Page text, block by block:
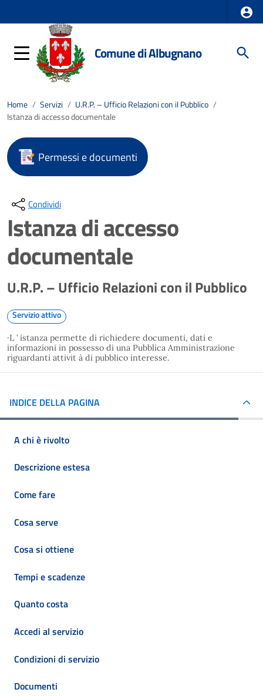
Comune di Albugnano
Home / Servizi / U.R.P. – Ufficio Relazioni con il Pubblico /
Istanza di accesso documentale
Permessi e documenti
Condividi
Istanza di accesso
documentale
U.R.P. – Ufficio Relazioni con il Pubblico
Servizio attivo
·L ’ istanza permette di richiedere documenti, dati e
informazioni in possesso di una Pubblica Amministrazione
riguardanti attivit à di pubblico interesse.
INDICE DELLA PAGINA
A chi è rivolto
Descrizione estesa
Come fare
Cosa serve
Cosa si ottiene
Tempi e scadenze
Quanto costa
Accedi al servizio
Condizioni di servizio
Documenti